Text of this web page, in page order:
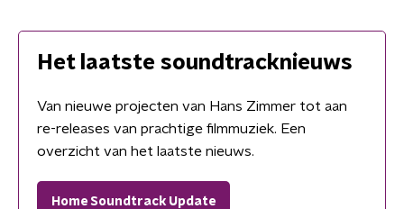
Het laatste soundtracknieuws
Van nieuwe projecten van Hans Zimmer tot aan
re-releases van prachtige filmmuziek. Een
overzicht van het laatste nieuws.
Home Soundtrack Update